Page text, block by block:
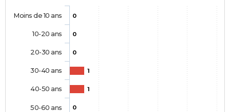
0
0
0
1
1
0
Moins de 10 ans
10-20 ans
20-30 ans
30-40 ans
40-50 ans
50-60 ans